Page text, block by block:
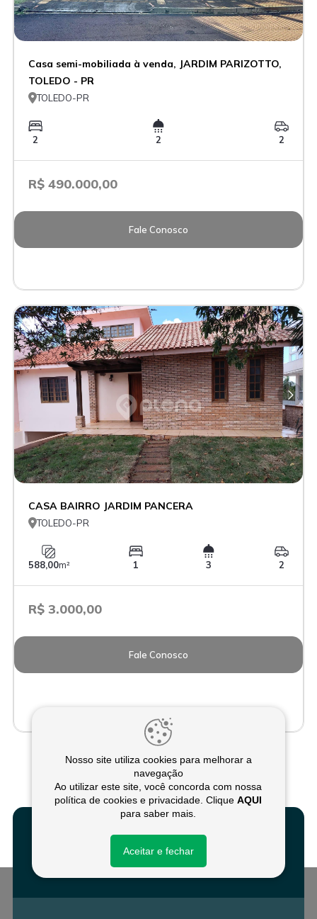
Nosso site utiliza cookies para melhorar a
navegação
Ao utilizar este site, você concorda com nossa
política de cookies e privacidade. CliqueAQUI
para saber mais.
Aceitar e fechar
Casa semi-mobiliada à venda, JARDIM PARIZOTTO,
TOLEDO - PR
TOLEDO-PR
2 2 2
R$ 490.000,00
Fale Conosco
CASA BAIRRO JARDIM PANCERA
TOLEDO-PR
588,00m² 1 3 2
R$ 3.000,00
Fale Conosco
Fale conosco